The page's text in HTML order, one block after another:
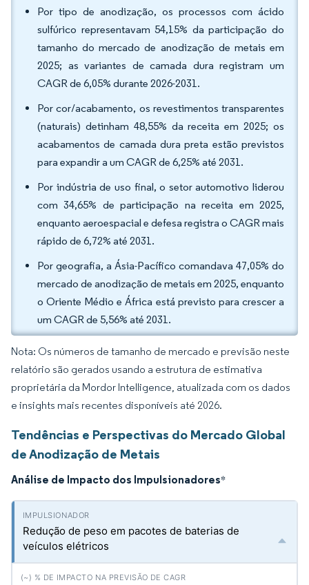
Por tipo de anodização, os processos com ácido
sulfúrico representavam 54,15% da participação do
tamanho do mercado de anodização de metais em
2025; as variantes de camada dura registram um
CAGR de 6,05% durante 2026-2031.
Por cor/acabamento, os revestimentos transparentes
(naturais) detinham 48,55% da receita em 2025; os
acabamentos de camada dura preta estão previstos
para expandir a um CAGR de 6,25% até 2031.
Por indústria de uso final, o setor automotivo liderou
com 34,65% de participação na receita em 2025,
enquanto aeroespacial e defesa registra o CAGR mais
rápido de 6,72% até 2031.
Por geografia, a Ásia-Pacífico comandava 47,05% do
mercado de anodização de metais em 2025, enquanto
o Oriente Médio e África está previsto para crescer a
um CAGR de 5,56% até 2031.
Nota: Os números de tamanho de mercado e previsão neste
relatório são gerados usando a estrutura de estimativa
proprietária da Mordor Intelligence, atualizada com os dados
e insights mais recentes disponíveis até 2026.
Tendências e Perspectivas do Mercado Global
de Anodização de Metais
Análise de Impacto dos Impulsionadores*
Redução de peso em pacotes de baterias de
veículos elétricos